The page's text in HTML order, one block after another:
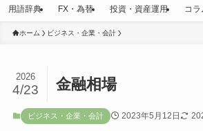
用語辞典 FX・為替 投資・資産運用 コラ
ホーム ビジネス・企業・会計
金融相場
2026
4/23
ビジネス・企業・会計 2023年5月12日